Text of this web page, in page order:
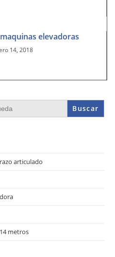
elevadoras
14, 2018
articulado
metros